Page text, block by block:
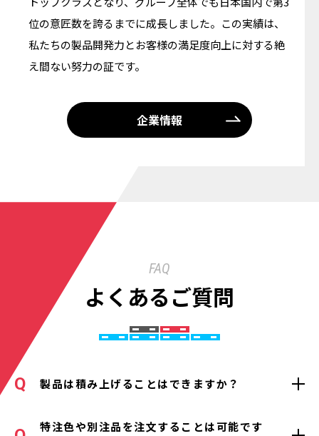
位の意匠数を誇るまでに成長しました。この実績は、
私たちの製品開発力とお客様の満足度向上に対する絶
え間ない努力の証です。
企業情報
FAQ
よくあるご質問
製品は積み上げることはできますか？
特注色や別注品を注文することは可能です